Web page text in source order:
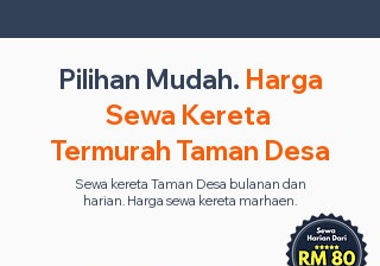
Pilihan Mudah. Harga
Sewa Kereta
Termurah Taman Desa
Sewa kereta Taman Desa bulanan dan
harian. Harga sewa kereta marhaen.